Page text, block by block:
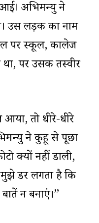
आई। अभिमन्यु ने
उस लड़की का नाम
पर स्कूल, कालेज
पर उसकी तस्वीर
तो धीरे-धीरे
ने कुहू से पूछा
क्यों नहीं डाली,
डर लगता है कि
न बनाएं।”